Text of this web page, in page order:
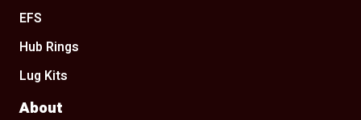
EFS
Hub Rings
Lug Kits
About